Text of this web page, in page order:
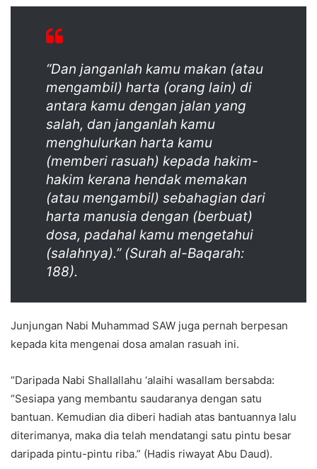
“Dan janganlah kamu makan (atau
mengambil) harta (orang lain) di
antara kamu dengan jalan yang
salah, dan janganlah kamu
menghulurkan harta kamu
(memberi rasuah) kepada hakim-
hakim kerana hendak memakan
(atau mengambil) sebahagian dari
harta manusia dengan (berbuat)
dosa, padahal kamu mengetahui
(salahnya).” (Surah al-Baqarah:
188).
Junjungan Nabi Muhammad SAW juga pernah berpesan
kepada kita mengenai dosa amalan rasuah ini.
“Daripada Nabi Shallallahu ‘alaihi wasallam bersabda:
“Sesiapa yang membantu saudaranya dengan satu
bantuan. Kemudian dia diberi hadiah atas bantuannya lalu
diterimanya, maka dia telah mendatangi satu pintu besar
daripada pintu-pintu riba.” (Hadis riwayat Abu Daud).